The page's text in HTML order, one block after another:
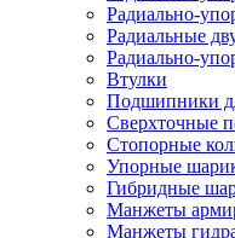
Радиально-
Радиальные
Радиально-
Втулки
Подшипники
Сверхточные
Стопорные
Упорные
Гибридные
Манжеты
Манжеты